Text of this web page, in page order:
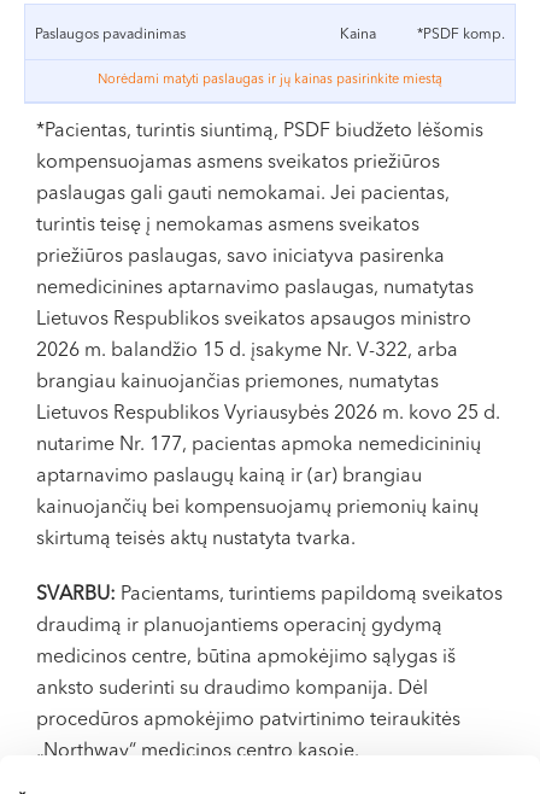
problemų – juos pašalinti. Šių dantų šalinimas dėl jų
padėties dažnai yra sudėtingesnis nei kitų dantų, neretai
juos reikia dalinti dalimis, gręžti juos dengiantį kaulą.
Medicinos centro „Northway“ specialistai profesionaliai
ir neskausmingai atliks šią procedūrą bendrinėje
nejautroje(intraveninėje sedacijoje).
O jei bijote, esate turėję neigiamos patirties dantų
gydymo metu, norite pašalinti visus protinius dantis iš
karto, bet negalite laukti ilgų eilių, mūsų centro burnos
chirurgai pasirūpins Jumis, užtikrins aukščiausią gydymo
ir pooperacinės priežiūros lygį.
Paslaugos pavadinimas Kaina *PSDF komp.
Norėdami matyti paslaugas ir jų kainas pasirinkite miestą
*Pacientas, turintis siuntimą, PSDF biudžeto lėšomis
kompensuojamas asmens sveikatos priežiūros
paslaugas gali gauti nemokamai. Jei pacientas,
turintis teisę į nemokamas asmens sveikatos
priežiūros paslaugas, savo iniciatyva pasirenka
nemedicinines aptarnavimo paslaugas, numatytas
Lietuvos Respublikos sveikatos apsaugos ministro
2026 m. balandžio 15 d. įsakyme Nr. V-322, arba
brangiau kainuojančias priemones, numatytas
Lietuvos Respublikos Vyriausybės 2026 m. kovo 25 d.
nutarime Nr. 177, pacientas apmoka nemedicininių
aptarnavimo paslaugų kainą ir (ar) brangiau
kainuojančių bei kompensuojamų priemonių kainų
skirtumą teisės aktų nustatyta tvarka.
SVARBU: Pacientams, turintiems papildomą sveikatos
draudimą ir planuojantiems operacinį gydymą
medicinos centre, būtina apmokėjimo sąlygas iš
anksto suderinti su draudimo kompanija. Dėl
procedūros apmokėjimo patvirtinimo teiraukitės
„Northway“ medicinos centro kasoje.